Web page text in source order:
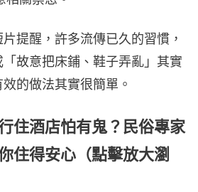
提醒，許多流傳已久的習慣，
故意把床鋪、鞋子弄亂」其實
的做法其實很簡單。
住酒店怕有鬼？民俗專家
住得安心（點擊放大瀏